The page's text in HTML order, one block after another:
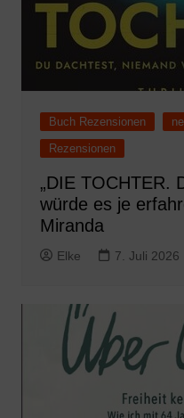
Buch Rezensionen
Rezensionen
„DIE TOCHTER.
würde es je
Miranda
Elke 7. Juli 2026